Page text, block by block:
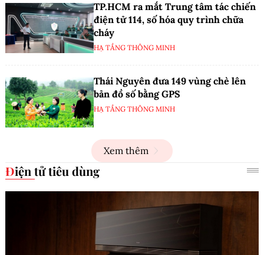
TP.HCM ra mắt Trung tâm tác chiến
điện tử 114, số hóa quy trình chữa
cháy
HẠ TẦNG THÔNG MINH
Thái Nguyên đưa 149 vùng chè lên
bản đồ số bằng GPS
HẠ TẦNG THÔNG MINH
Xem thêm
Điện tử tiêu dùng